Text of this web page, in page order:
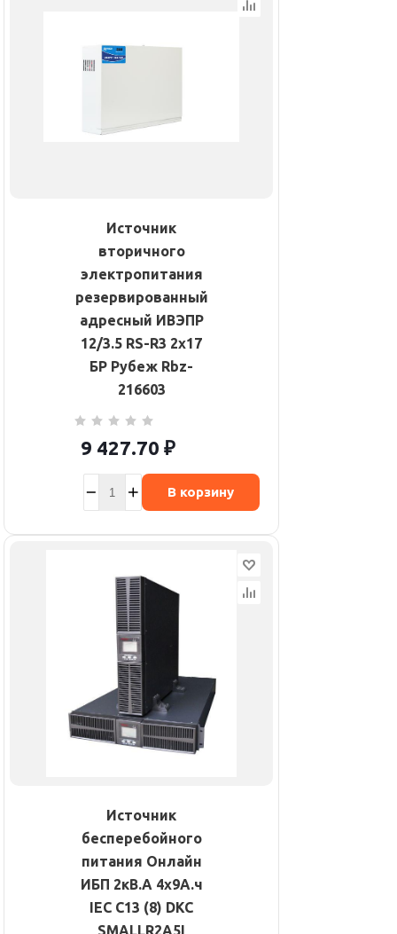
Источник
вторичного
электропитания
резервированный
адресный ИВЭПР
12/3.5 RS-R3 2х17
БР Рубеж Rbz-
216603
9 427.70 ₽
В корзину
Источник
бесперебойного
питания Онлайн
ИБП 2кВ.А 4х9А.ч
IEC C13 (8) DKC
SMALLR2A5I